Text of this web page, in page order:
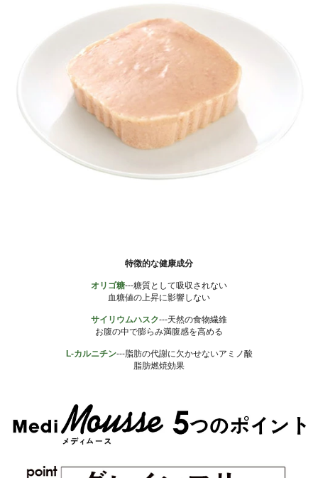
特徴的な健康成分
オリゴ糖---糖質として吸収されない
血糖値の上昇に影響しない
サイリウムハスク---天然の食物繊維
お腹の中で膨らみ満腹感を高める
L-カルニチン---脂肪の代謝に欠かせないアミノ酸
脂肪燃焼効果